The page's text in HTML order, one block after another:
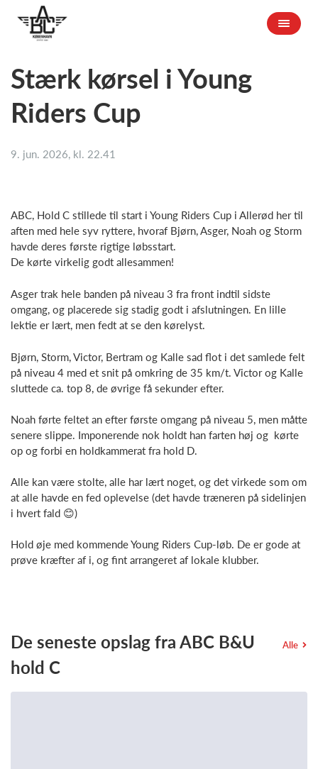
Stærk kørsel i Young
Riders Cup
9. jun. 2026, kl. 22.41
ABC, Hold C stillede til start i Young Riders Cup i Allerød her til
aften med hele syv ryttere, hvoraf Bjørn, Asger, Noah og Storm
havde deres første rigtige løbsstart.
De kørte virkelig godt allesammen!
Asger trak hele banden på niveau 3 fra front indtil sidste
omgang, og placerede sig stadig godt i afslutningen. En lille
lektie er lært, men fedt at se den kørelyst.
Bjørn, Storm, Victor, Bertram og Kalle sad flot i det samlede felt
på niveau 4 med et snit på omkring de 35 km/t. Victor og Kalle
sluttede ca. top 8, de øvrige få sekunder efter.
Noah førte feltet an efter første omgang på niveau 5, men måtte
senere slippe. Imponerende nok holdt han farten høj og kørte
op og forbi en holdkammerat fra hold D.
Alle kan være stolte, alle har lært noget, og det virkede som om
at alle havde en fed oplevelse (det havde træneren på sidelinjen
i hvert fald 😊)
Hold øje med kommende Young Riders Cup-løb. De er gode at
prøve kræfter af i, og fint arrangeret af lokale klubber.
De seneste opslag fra ABC B&U
hold C
Alle